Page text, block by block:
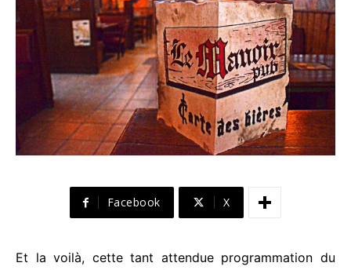
Facebook X
Et la voilà, cette tant attendue programmation du